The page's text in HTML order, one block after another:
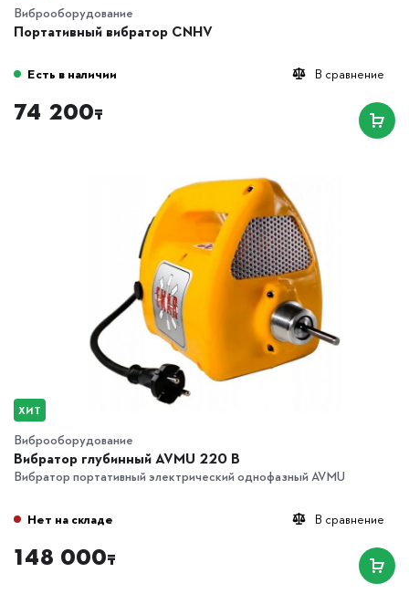
Виброоборудование
Портативный вибратор CNHV
В сравнение
Есть в наличии
74 200₸
ХИТ
Виброоборудование
Вибратор глубинный AVMU 220 B
Вибратор портативный электрический однофазный AVMU
В сравнение
Нет на складе
148 000₸